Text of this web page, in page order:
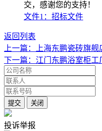
交，感谢您的支持！
文件1：招标文件
返回列表
上一篇：上海东鹏瓷砖旗
下一篇：江门东鹏浴室柜
投诉举报